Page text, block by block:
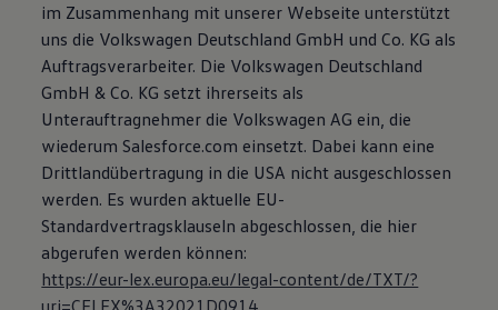
im Zusammenhang mit unserer Webseite unterstützt
uns die Volkswagen Deutschland GmbH und Co. KG als
Auftragsverarbeiter. Die Volkswagen Deutschland
GmbH & Co. KG setzt ihrerseits als
Unterauftragnehmer die Volkswagen AG ein, die
wiederum Salesforce.com einsetzt. Dabei kann eine
Drittlandübertragung in die USA nicht ausgeschlossen
werden. Es wurden aktuelle EU-
Standardvertragsklauseln abgeschlossen, die hier
abgerufen werden können:
https://eur-lex.europa.eu/legal-content/de/TXT/?
uri=CELEX%3A32021D0914